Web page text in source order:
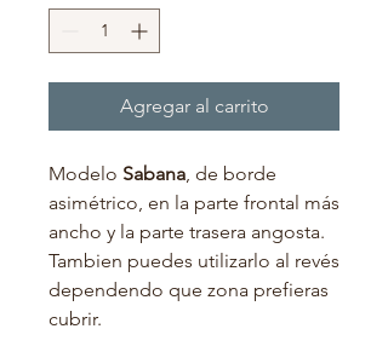
Agregar al carrito
Modelo Sabana, de borde
asimétrico, en la parte frontal más
ancho y la parte trasera angosta.
Tambien puedes utilizarlo al revés
dependendo que zona prefieras
cubrir.